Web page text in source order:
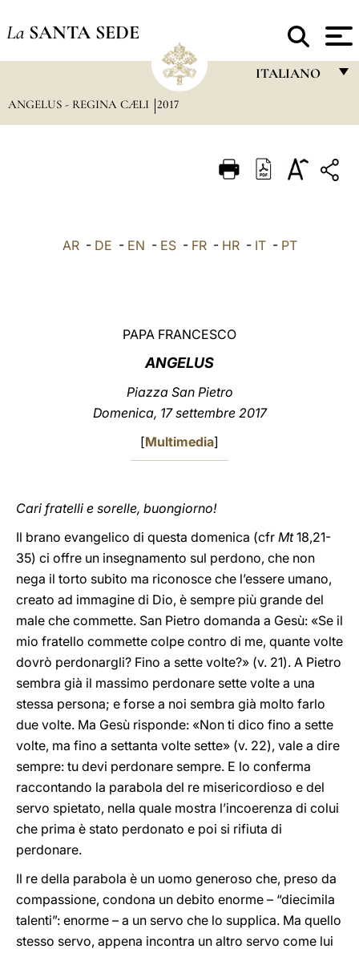
La SANTA SEDE
ITALIANO
ITALIANO
ANGELUS - REGINA CÆLI 2017
AR- DE - EN - ES- FR- HR- IT- PT
PAPA FRANCESCO
ANGELUS
Piazza San Pietro
Domenica, 17 settembre 2017
[Multimedia]
Cari fratelli e sorelle, buongiorno!
Il brano evangelico di questa domenica (cfr Mt18,21-
35) ci offre un insegnamento sul perdono, che non
nega il torto subito ma riconosce che l’essere umano,
creato ad immagine di Dio, è sempre più grande del
male che commette. San Pietro domanda a Gesù: «Se il
mio fratello commette colpe contro di me, quante volte
dovrò perdonargli? Fino a sette volte?» (v. 21). A Pietro
sembra già il massimo perdonare sette volte a una
stessa persona; e forse a noi sembra già molto farlo
due volte. Ma Gesù risponde: «Non ti dico fino a sette
volte, ma fino a settanta volte sette» (v. 22), vale a dire
sempre: tu devi perdonare sempre. E lo conferma
raccontando la parabola del re misericordioso e del
servo spietato, nella quale mostra l’incoerenza di colui
che prima è stato perdonato e poi si rifiuta di
perdonare.
Il re della parabola è un uomo generoso che, preso da
compassione, condona un debito enorme – “diecimila
talenti”: enorme – a un servo che lo supplica. Ma quello
stesso servo, appena incontra un altro servo come lui